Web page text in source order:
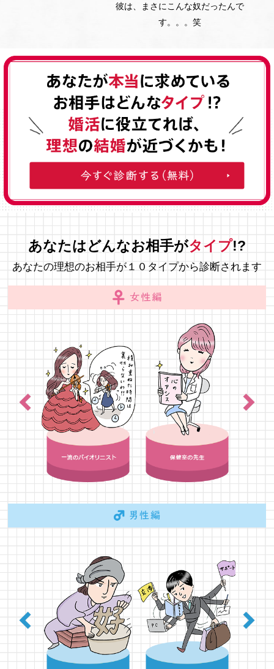
彼は、まさに こんな奴だったんで
す。。。笑
あなたはどんなお相手がタイプ!?
あなたの理想のお相手が１０タイプから診断されます
Previous Next
Previous Next